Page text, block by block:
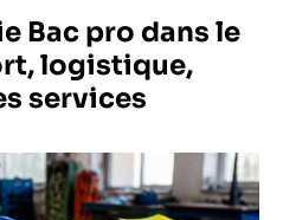
Bac pro dans le
logistique,
services